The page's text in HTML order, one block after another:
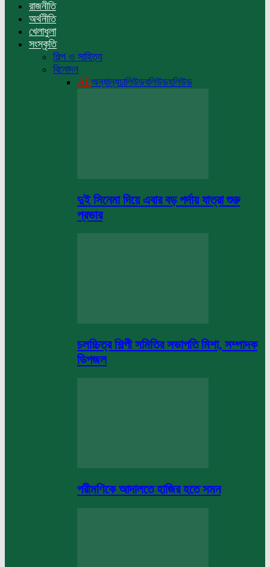
রাজনীতি
অর্থনীতি
খেলাধুলা
সংস্কৃতি
শিল্প ও সাহিত্য
বিনোদন
Allঅন্যান্যঢালিউডবলিউডহলিউড
দুই সিনেমা দিয়ে এবার বড় পর্দায় যাত্রা শুরু
প্রভার
চলচ্চিত্র শিল্পী সমিতির সভাপতি মিশা, সম্পাদক
ডিপজল
পরীমণিকে আদালতে হাজির হতে সমন